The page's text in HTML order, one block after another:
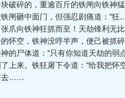
碎的，重逾百斤的铁闸向铁神猛
闸砸中面门，但强忍剧痛道：
向铁神狂抓而至！天劫锋利无比
空，铁神没哼半声，便己被抓碎
尸体道：“只有你知道天劫的弱
来。铁狂屠下令道：“给我把怀
去……